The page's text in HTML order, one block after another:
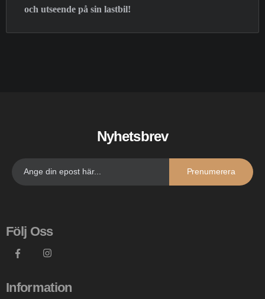
och utseende på sin lastbil!
Nyhetsbrev
Prenumerera
Följ Oss
Information